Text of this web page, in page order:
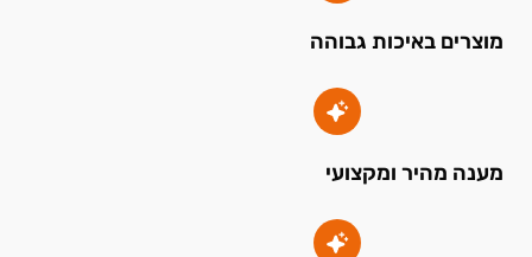
מוצרים באיכות גבוהה
מענה מהיר ומקצועי